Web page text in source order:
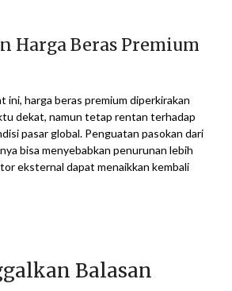
Harga Beras Premium
ini, harga beras premium diperkirakan
dekat, namun tetap rentan terhadap
pasar global. Penguatan pasokan dari
bisa menyebabkan penurunan lebih
eksternal dapat menaikkan kembali
Balasan